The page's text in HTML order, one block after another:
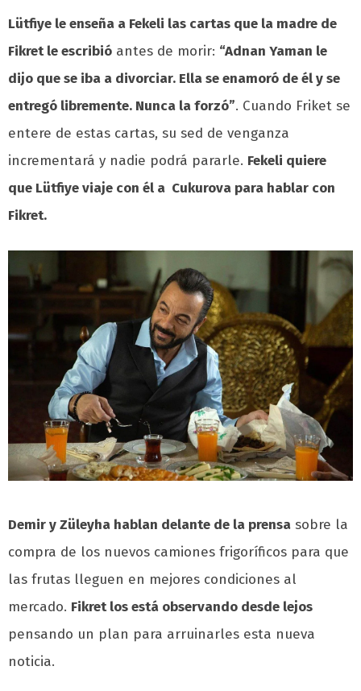
Lütfiye le enseña a Fekeli las cartas que la madre de
Fikret le escribió antes de morir: “Adnan Yaman le
dijo que se iba a divorciar. Ella se enamoró de él y se
entregó libremente. Nunca la forzó”. Cuando Friket se
entere de estas cartas, su sed de venganza
incrementará y nadie podrá pararle. Fekeli quiere
que Lütfiye viaje con él a Cukurova para hablar con
Fikret.
Demir y Züleyha hablan delante de la prensa sobre la
compra de los nuevos camiones frigoríficos para que
las frutas lleguen en mejores condiciones al
mercado. Fikret los está observando desde lejos
pensando un plan para arruinarles esta nueva
noticia.